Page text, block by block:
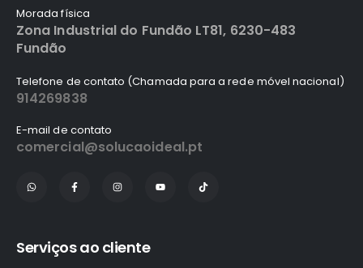
Morada física
Zona Industrial do Fundão LT81, 6230-483
Fundão
Telefone de contato (Chamada para a rede móvel nacional)
914269838
E-mail de contato
comercial@solucaoideal.pt
Serviços ao cliente